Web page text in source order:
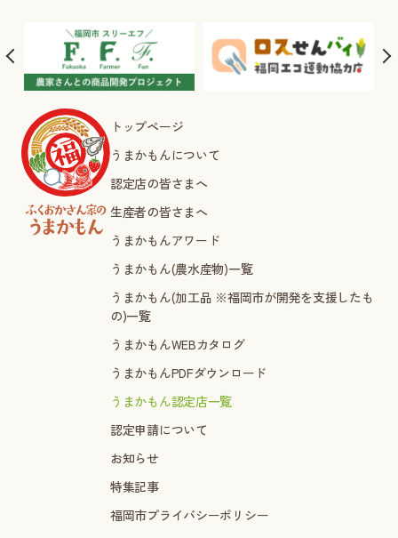
トップページ
うまかもんについて
認定店の皆さまへ
生産者の皆さまへ
うまかもんアワード
うまかもん(農水産物)一覧
うまかもん(加工品 ※福岡市が開発を支援したも
の)一覧
うまかもんWEBカタログ
うまかもんPDFダウンロード
うまかもん認定店一覧
認定申請について
お知らせ
特集記事
福岡市プライバシーポリシー